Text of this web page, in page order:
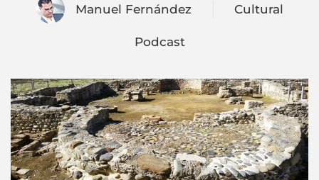
Manuel Fernández Cultural
Podcast